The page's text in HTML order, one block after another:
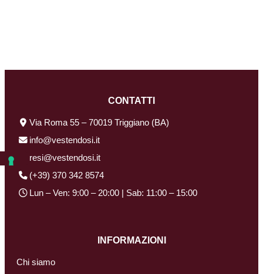
CONTATTI
Via Roma 55 – 70019 Triggiano (BA)
info@vestendosi.it
resi@vestendosi.it
(+39) 370 342 8574
Lun – Ven: 9:00 – 20:00 | Sab: 11:00 – 15:00
INFORMAZIONI
Chi siamo